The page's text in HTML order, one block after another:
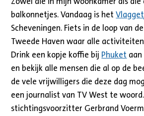
balkonnetjes. Vandaag is het
Scheveningen. Fiets in de loop van
Tweede Haven waar alle
Drink een kopje koffie bij Phuket
en bekijk alle mensen die al op de
de vele vrijwilligers die deze dag
een journalist van TV West te
stichtingsvoorzitter Gerbrand